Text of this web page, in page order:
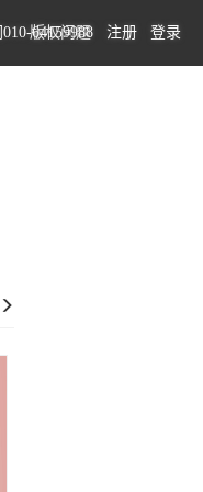
版权问题
010-64159988 注册 登录
海边生活